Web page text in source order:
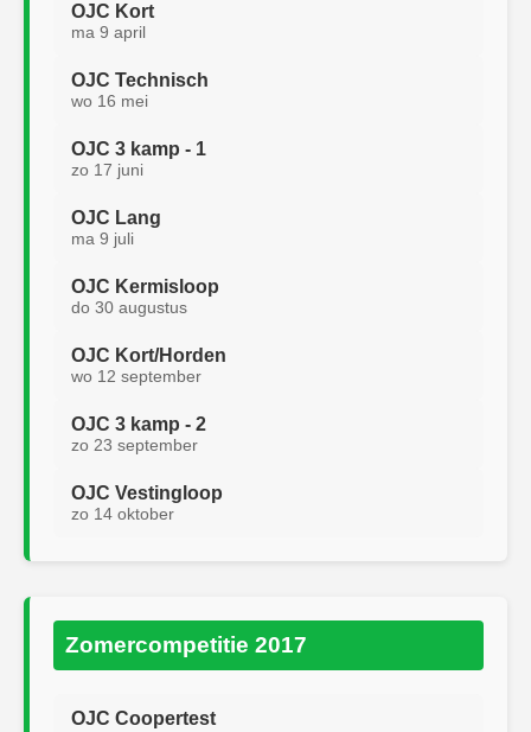
OJC Kort
ma 9 april
OJC Technisch
wo 16 mei
OJC 3 kamp - 1
zo 17 juni
OJC Lang
ma 9 juli
OJC Kermisloop
do 30 augustus
OJC Kort/Horden
wo 12 september
OJC 3 kamp - 2
zo 23 september
OJC Vestingloop
zo 14 oktober
Zomercompetitie 2017
OJC Coopertest